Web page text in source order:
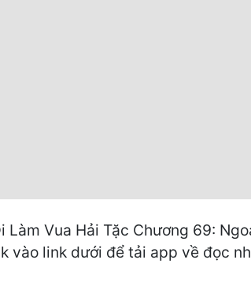
Vua Hải Tặc Chương 69:
vào link dưới để tải app về đọc